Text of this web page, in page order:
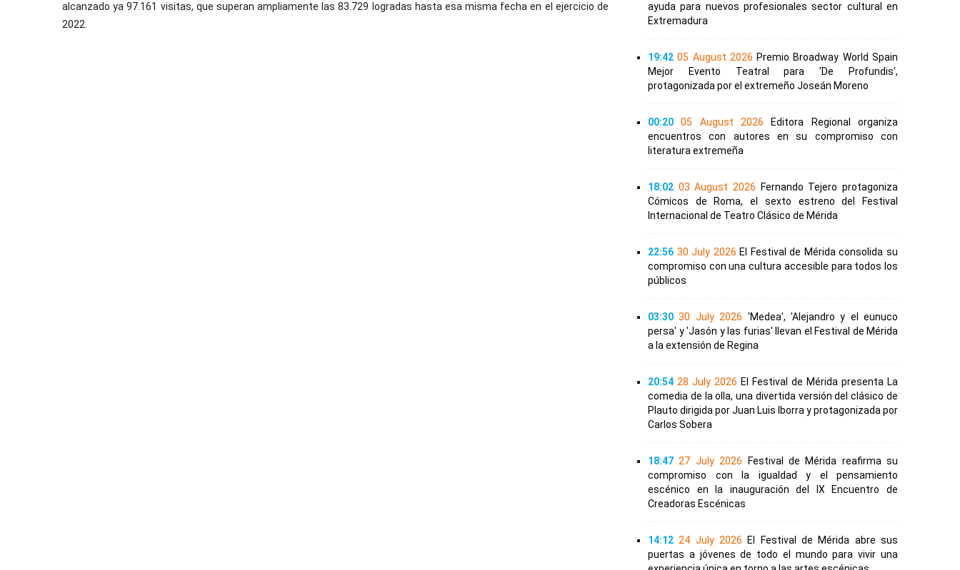
alcanzado ya 97.161 visitas, que superan ampliamente las 83.729 logradas hasta esa misma fecha en el ejercicio de
2022.
ayuda para nuevos profesionales sector cultural en
Extremadura
19:42 05 August 2026 Premio Broadway World Spain
Mejor Evento Teatral para 'De Profundis',
protagonizada por el extremeño Joseán Moreno
00:20 05 August 2026
Editora Regional organiza
encuentros con autores en su compromiso con
literatura extremeña
18:02 03 August 2026
Fernando Tejero protagoniza
Cómicos de Roma, el sexto estreno del Festival
Internacional de Teatro Clásico de Mérida
22:56 30 July 2026 El Festival de Mérida consolida su
compromiso con una cultura accesible para todos los
públicos
03:30 30 July 2026 'Medea', 'Alejandro y el eunuco
persa' y 'Jasón y las furias' llevan el Festival de Mérida
a la extensión de Regina
20:54 28 July 2026 El Festival de Mérida presenta La
comedia de la olla, una divertida versión del clásico de
Plauto dirigida por Juan Luis Iborra y protagonizada por
Carlos Sobera
18:47 27 July 2026
Festival de Mérida reafirma su
compromiso con la igualdad y el pensamiento
escénico en la inauguración del IX Encuentro de
Creadoras Escénicas
14:12 24 July 2026
El Festival de Mérida abre sus
puertas a jóvenes de todo el mundo para vivir una